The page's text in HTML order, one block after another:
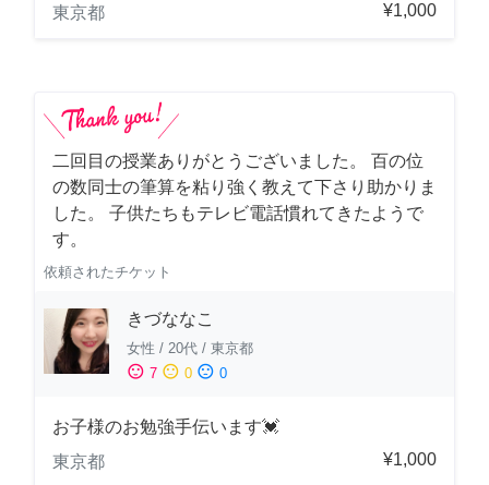
東京都
¥1,000
二回目の授業ありがとうございました。 百の位
の数同士の筆算を粘り強く教えて下さり助かりま
した。 子供たちもテレビ電話慣れてきたようで
す。
依頼されたチケット
きづななこ
女性 / 20代 / 東京都
sentiment_satisfied 7 sentiment_neutral 0 sentiment_dissatisfied 0
お子様のお勉強手伝います💓
東京都
¥1,000